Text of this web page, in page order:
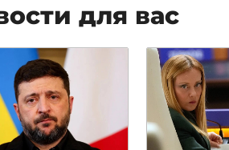
для вас